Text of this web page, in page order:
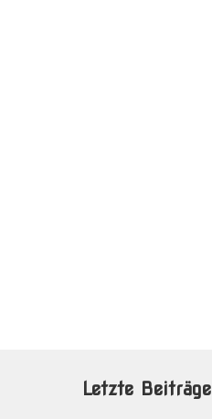
Letzte Beiträge